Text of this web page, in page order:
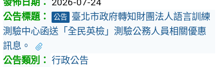
公告 臺北市政府轉知財團法人語言訓練
測驗中心函送「全民英檢」測驗公務人員相關優惠
訊息。
行政公告